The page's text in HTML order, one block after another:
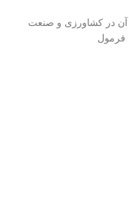
آن در کشاورزی و صنعت